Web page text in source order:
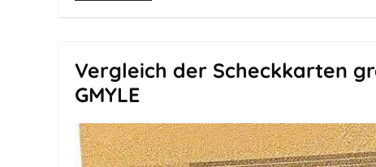
Vergleich der Scheckkarten
GMYLE